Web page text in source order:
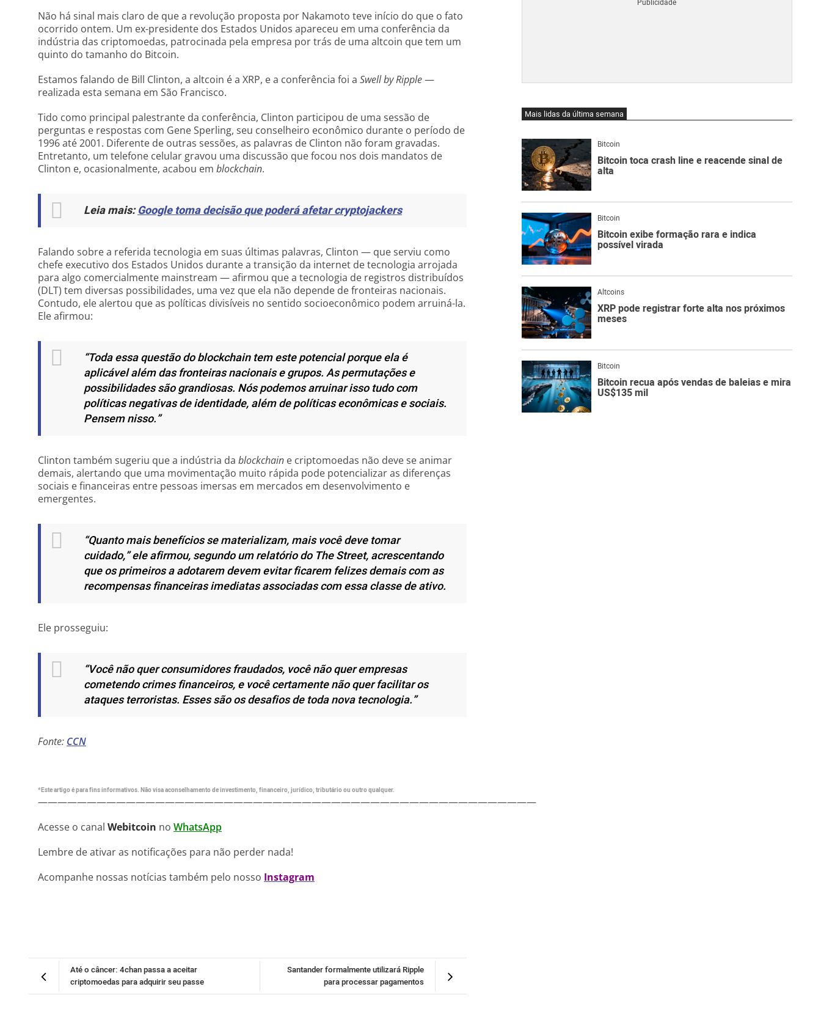
Não há sinal mais claro de que a revolução proposta por Nakamoto teve início do que o fato
ocorrido ontem. Um ex-presidente dos Estados Unidos apareceu em uma conferência da
indústria das criptomoedas, patrocinada pela empresa por trás de uma altcoin que tem um
quinto do tamanho do Bitcoin.
Estamos falando de Bill Clinton, a altcoin é a XRP, e a conferência foi a Swell by Ripple—
realizada esta semana em São Francisco.
Tido como principal palestrante da conferência, Clinton participou de uma sessão de
perguntas e respostas com Gene Sperling, seu conselheiro econômico durante o período de
1996 até 2001. Diferente de outras sessões, as palavras de Clinton não foram gravadas.
Entretanto, um telefone celular gravou uma discussão que focou nos dois mandatos de
Clinton e, ocasionalmente, acabou em blockchain.
Leia mais:Google toma decisão que poderá afetar cryptojackers
Falando sobre a referida tecnologia em suas últimas palavras, Clinton — que serviu como
chefe executivo dos Estados Unidos durante a transição da internet de tecnologia arrojada
para algo comercialmente mainstream — afirmou que a tecnologia de registros distribuídos
(DLT) tem diversas possibilidades, uma vez que ela não depende de fronteiras nacionais.
Contudo, ele alertou que as políticas divisíveis no sentido socioeconômico podem arruiná-la.
Ele afirmou:
“Toda essa questão do blockchain tem este potencial porque ela é
aplicável além das fronteiras nacionais e grupos. As permutações e
possibilidades são grandiosas. Nós podemos arruinar isso tudo com
políticas negativas de identidade, além de políticas econômicas e sociais.
Pensem nisso.”
Clinton também sugeriu que a indústria da blockchain e criptomoedas não deve se animar
demais, alertando que uma movimentação muito rápida pode potencializar as diferenças
sociais e financeiras entre pessoas imersas em mercados em desenvolvimento e
emergentes.
“Quanto mais benefícios se materializam, mais você deve tomar
cuidado,”ele afirmou, segundo um relatório do The Street, acrescentando
que os primeiros a adotarem devem evitar ficarem felizes demais com as
recompensas financeiras imediatas associadas com essa classe de ativo.
Ele prosseguiu:
“Você não quer consumidores fraudados, você não quer empresas
cometendo crimes financeiros, e você certamente não quer facilitar os
ataques terroristas. Esses são os desafios de toda nova tecnologia.”
Fonte: CCN
*Este artigo é para fins informativos. Não visa aconselhamento de investimento, financeiro, jurídico, tributário ou outro qualquer.
———————————————————————————————————————————————————
Acesse o canal Webitcoin no WhatsApp
Lembre de ativar as notificações para não perder nada!
Acompanhe nossas notícias também pelo nosso Instagram
Santander formalmente utilizará Ripple
para processar pagamentos
Até o câncer: 4chan passa a aceitar
criptomoedas para adquirir seu passe
Mais lidas da última semana
Bitcoin
Bitcoin toca crash line e reacende sinal de
alta
Bitcoin
Bitcoin exibe formação rara e indica
possível virada
Altcoins
XRP pode registrar forte alta nos próximos
meses
Bitcoin
Bitcoin recua após vendas de baleias e mira
US$135 mil